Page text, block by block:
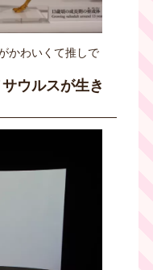
かわいくて推しで
ウルスが生き